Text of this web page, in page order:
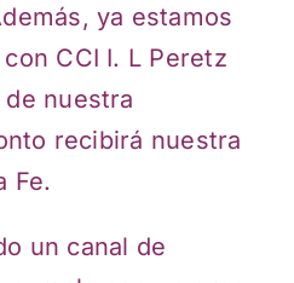
ya estamos
CCI I. L Peretz
nuestra
recibirá nuestra
Fe.
un canal de